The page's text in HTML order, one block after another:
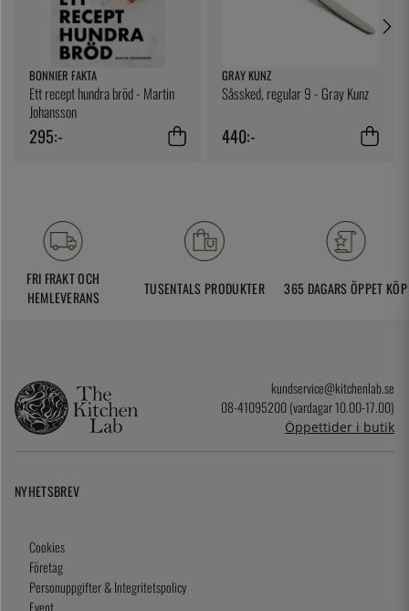
BONNIER FAKTA
Ett recept hundra bröd - Martin
Johansson
295:-
GRAY KUNZ
Såssked, regular 9 - Gray Kunz
440:-
FRI FRAKT OCH
HEMLEVERANS
TUSENTALS PRODUKTER 365 DAGARS ÖPPET KÖP
kundservice@kitchenlab.se
08-41095200 (vardagar 10.00-17.00)
Öppettider i butik
NYHETSBREV
Cookies
Företag
Personuppgifter & Integritetspolicy